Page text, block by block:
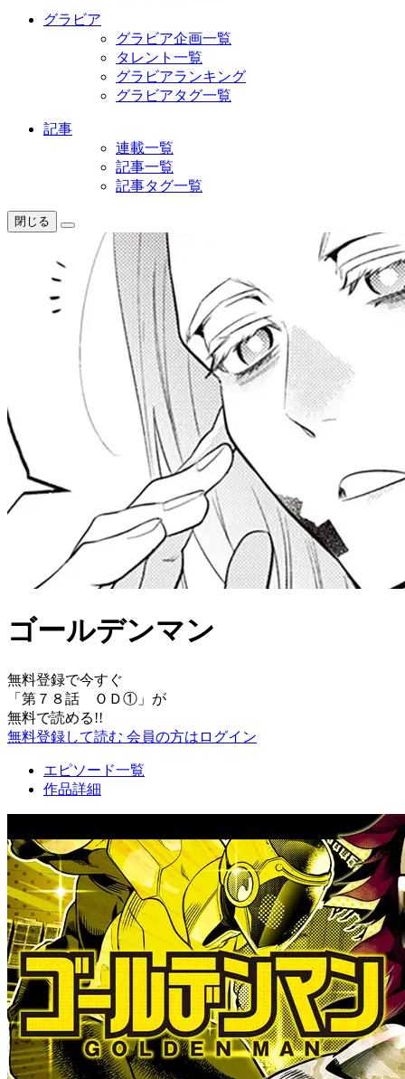
グラビア
グラビア企画一覧
タレント一覧
グラビアランキング
グラビアタグ一覧
記事
連載一覧
記事一覧
記事タグ一覧
閉じる
ゴールデンマン
無料登録で今すぐ
「 第７８話 ＯＤ① 」が
無料で読める!!
無料登録して読む 会員の方はログイン
エピソード一覧
作品詳細